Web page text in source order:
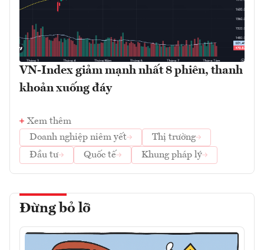
VN-Index giảm mạnh nhất 8 phiên, thanh
khoản xuống đáy
Xem thêm
Doanh nghiệp niêm yết
Thị trường
Đầu tư
Quốc tế Khung pháp lý
Đừng bỏ lỡ